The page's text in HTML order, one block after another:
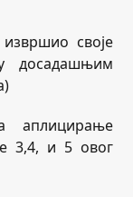
своје
досадашњим
аплицирање
3,4, и 5 овог